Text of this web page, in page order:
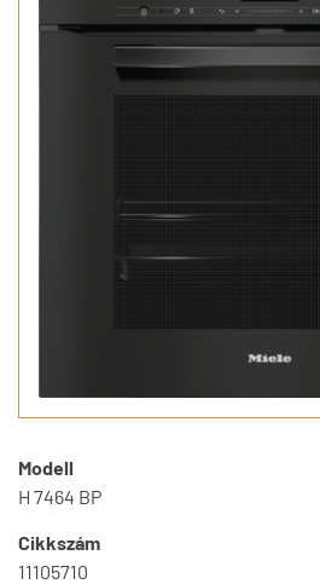
Modell
H 7464 BP
Cikkszám
11105710